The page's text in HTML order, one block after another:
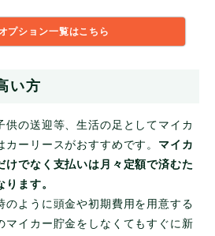
プション一覧はこちら
い方
供の送迎等、生活の足としてマイカ
ーリースがおすすめです。 マイカ
けでなく支払いは月々定額で済むた
ます。
のように頭金や初期費用を用意する
マイカー貯金をしなくてもすぐに新